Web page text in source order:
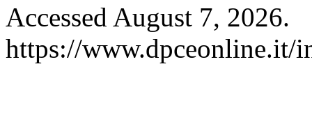
Accessed August 7, 2026.
https://www.dpceonline.it/